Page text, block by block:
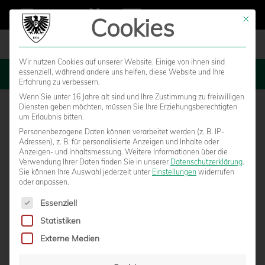
MENU
BUNDESLIGA-REFEREE PETERSEN PFEIFT
Mit
Cookies
Wir nutzen Cookies auf unserer Website. Einige von ihnen sind
essenziell, während andere uns helfen, diese Website und Ihre
Erfahrung zu verbessern.
Wenn Sie unter 16 Jahre alt sind und Ihre Zustimmung zu freiwilligen
Diensten geben möchten, müssen Sie Ihre Erziehungsberechtigten
um Erlaubnis bitten.
Personenbezogene Daten können verarbeitet werden (z. B. IP-
Adressen), z. B. für personalisierte Anzeigen und Inhalte oder
Anzeigen- und Inhaltsmessung. Weitere Informationen über die
Verwendung Ihrer Daten finden Sie in unserer Datenschutzerklärung.
Sie können Ihre Auswahl jederzeit unter Einstellungen widerrufen
oder anpassen.
Es folgt eine Liste der Service-Gruppen, für die eine
Essenziell
Statistiken
Externe Medien